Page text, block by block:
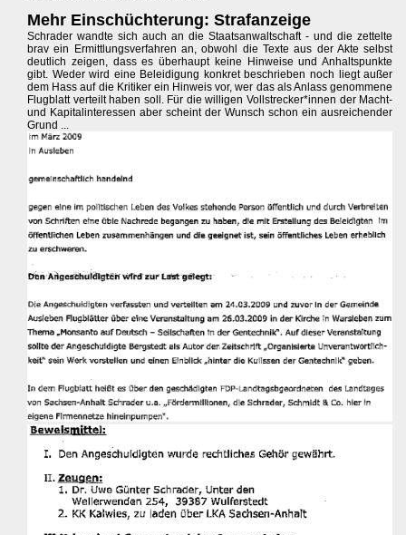
Mehr Einschüchterung: Strafanzeige
Schrader wandte sich auch an die Staatsanwaltschaft - und die zettelte
brav ein Ermittlungsverfahren an, obwohl die Texte aus der Akte selbst
deutlich zeigen, dass es überhaupt keine Hinweise und Anhaltspunkte
gibt. Weder wird eine Beleidigung konkret beschrieben noch liegt außer
dem Hass auf die Kritiker ein Hinweis vor, wer das als Anlass genommene
Flugblatt verteilt haben soll. Für die willigen Vollstrecker*innen der Macht-
und Kapitalinteressen aber scheint der Wunsch schon ein ausreichender
Grund ...